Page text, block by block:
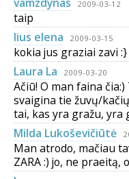
2009-03-12
taip
lius elena
2009-03-15
kokia jus graziai zavi :}
Laura La
2009-03-20
Ačiū! O man faina
svaigina tie žuvų/
tai, kas yra gražu, yra
Milda Lukoševičiūtė
Man atrodo, mačiau
ZARA :) jo, ne praeitą,